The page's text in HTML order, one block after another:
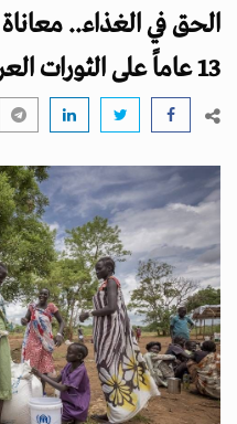
g
a
n
الحق في الغذاء..
13 عاماً على الثورات العربية